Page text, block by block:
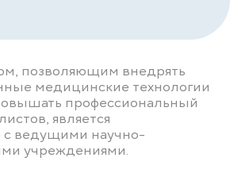
позволяющим внедрять
медицинские технологии
профессиональный
является
с ведущими научно-
учреждениями.